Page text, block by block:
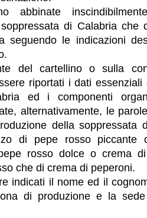
abbinate
di Calabria che
seguendo le indicazioni
del cartellino o sulla
riportati i dati
ed i componenti
alternativamente, le
della soppressata
di pepe rosso piccante
rosso dolce o crema
che di crema di peperoni.
indicati il nome ed il
di produzione e la